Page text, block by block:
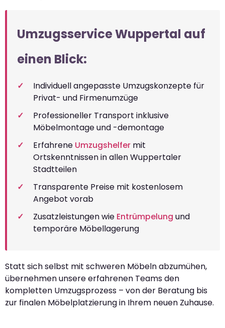
Umzugsservice Wuppertal auf
einen Blick:
Individuell angepasste Umzugskonzepte für
Privat- und Firmenumzüge
Professioneller Transport inklusive
Möbelmontage und -demontage
Erfahrene Umzugshelfer mit
Ortskenntnissen in allen Wuppertaler
Stadtteilen
Transparente Preise mit kostenlosem
Angebot vorab
Zusatzleistungen wie Entrümpelung und
temporäre Möbellagerung
Statt sich selbst mit schweren Möbeln abzumühen,
übernehmen unsere erfahrenen Teams den
kompletten Umzugsprozess – von der Beratung bis
zur finalen Möbelplatzierung in Ihrem neuen Zuhause.